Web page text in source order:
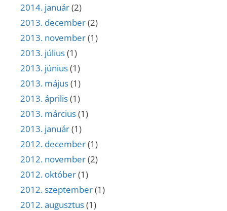
2014. január(2)
2013. december(2)
2013. november(1)
2013. július(1)
2013. június(1)
2013. május(1)
2013. április(1)
2013. március(1)
2013. január(1)
2012. december(1)
2012. november(2)
2012. október(1)
2012. szeptember(1)
2012. augusztus(1)